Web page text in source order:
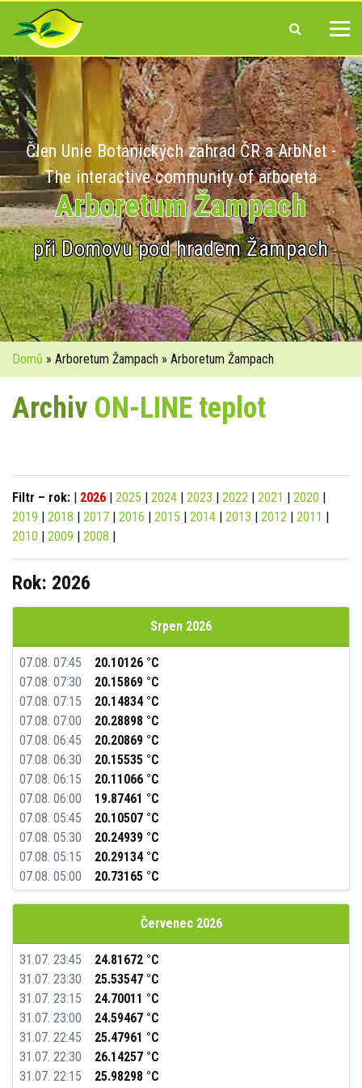
Člen Unie Botanických zahrad ČR a ArbNet -
The interactive community of arboreta
Arboretum Žampach
při Domovu pod hradem Žampach
Domů » Arboretum Žampach » Arboretum Žampach
Archiv ON-LINE teplot
Filtr – rok: | 2026 | 2025 | 2024 | 2023 | 2022 | 2021 | 2020 |
2019 | 2018 | 2017 | 2016 | 2015 | 2014 | 2013 | 2012 | 2011 |
2010 | 2009 | 2008 |
Rok: 2026
Srpen 2026
07.08. 07:45
20.10126 °C
07.08. 07:30
20.15869 °C
07.08. 07:15
20.14834 °C
07.08. 07:00
20.28898 °C
07.08. 06:45
20.20869 °C
07.08. 06:30
20.15535 °C
07.08. 06:15
20.11066 °C
07.08. 06:00
19.87461 °C
07.08. 05:45
20.10507 °C
07.08. 05:30
20.24939 °C
07.08. 05:15
20.29134 °C
07.08. 05:00
20.73165 °C
07.08. 04:45
21.09139 °C
20.95158 °C
07.08. 04:00
21.78053 °C
07.08. 03:45
21.86706 °C
07.08. 03:30
21.98663 °C
07.08. 03:15
21.88071 °C
07.08. 03:00
21.97776 °C
07.08. 02:45
22.64229 °C
07.08. 02:30
22.83332 °C
Červenec 2026
31.07. 23:45
24.81672 °C
31.07. 23:30
25.53547 °C
31.07. 23:15
24.70011 °C
31.07. 23:00
24.59467 °C
31.07. 22:45
25.47961 °C
31.07. 22:30
26.14257 °C
31.07. 22:15
25.98298 °C